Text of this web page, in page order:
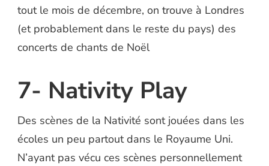
tout le mois de décembre, on trouve à Londres
(et probablement dans le reste du pays) des
concerts de chants de Noël
7- Nativity Play
Des scènes de la Nativité sont jouées dans les
écoles un peu partout dans le Royaume Uni.
N’ayant pas vécu ces scènes personnellement